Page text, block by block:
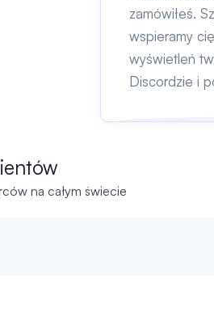
zamówiłeś.
wspieramy
wyświetleń
Discordzie i
na całym świecie